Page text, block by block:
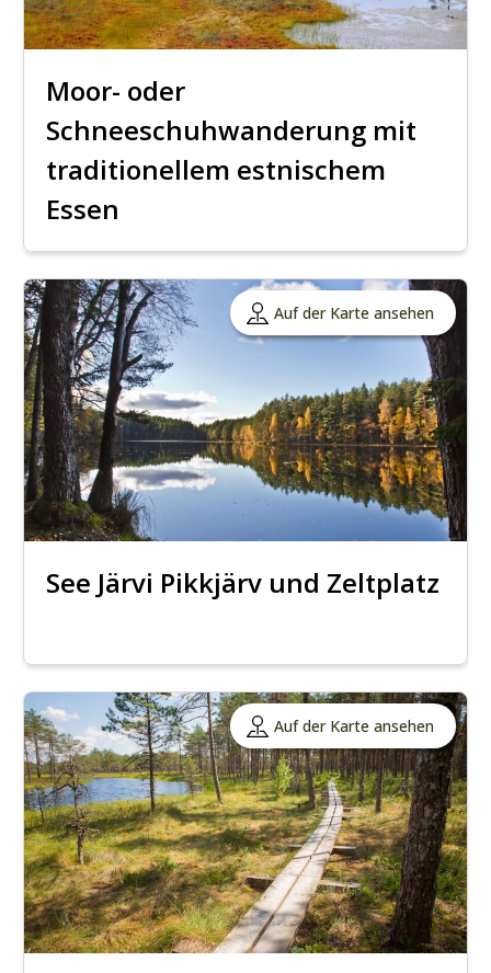
Moor- oder
Schneeschuhwanderung mit
traditionellem estnischem
Essen
Auf der Karte ansehen
See Järvi Pikkjärv und Zeltplatz
Auf der Karte ansehen